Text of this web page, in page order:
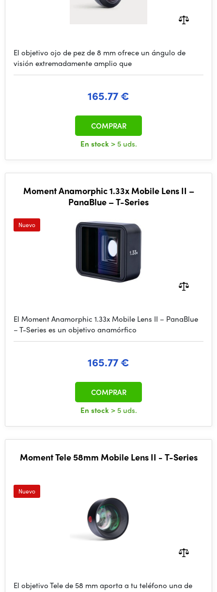
El objetivo ojo de pez de 8 mm ofrece un ángulo de
visión extremadamente amplio que
165.77 €
En stock > 5 uds.
COMPRAR
Moment Anamorphic 1.33x Mobile Lens II –
PanaBlue – T-Series
Nuevo
El Moment Anamorphic 1.33x Mobile Lens II – PanaBlue
– T-Series es un objetivo anamórfico
165.77 €
En stock > 5 uds.
COMPRAR
Moment Tele 58mm Mobile Lens II - T-Series
Nuevo
El objetivo Tele de 58 mm aporta a tu teléfono una de